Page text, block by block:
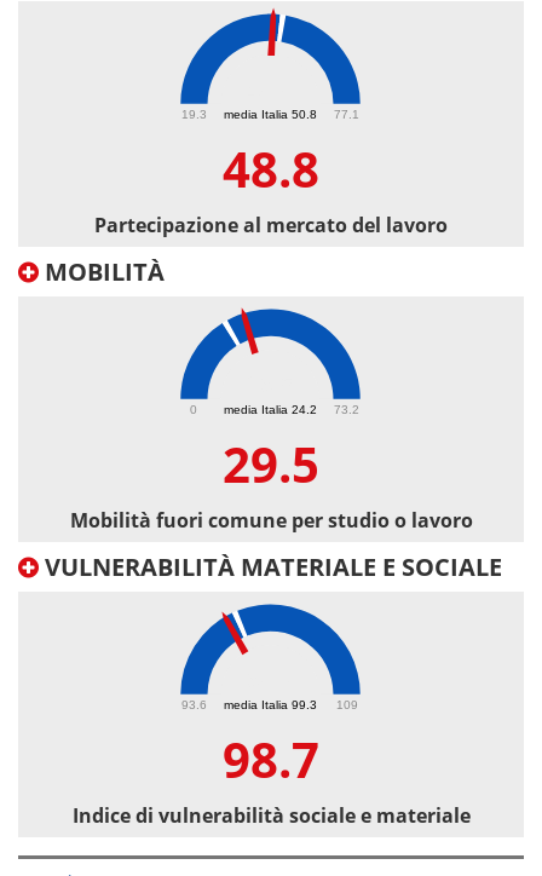
media Italia 50.8
19.3 77.1
48.8
Partecipazione al mercato del lavoro
MOBILITÀ
media Italia 24.2
0 73.2
29.5
Mobilità fuori comune per studio o lavoro
VULNERABILITÀ MATERIALE E SOCIALE
media Italia 99.3
93.6 109
98.7
Indice di vulnerabilità sociale e materiale